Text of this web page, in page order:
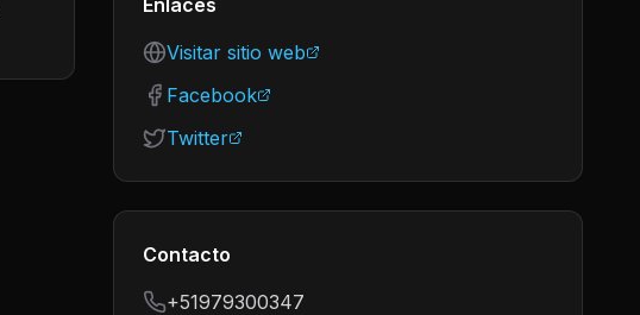
Enlaces
Visitar sitio web
Facebook
Twitter
Contacto
+51979300347